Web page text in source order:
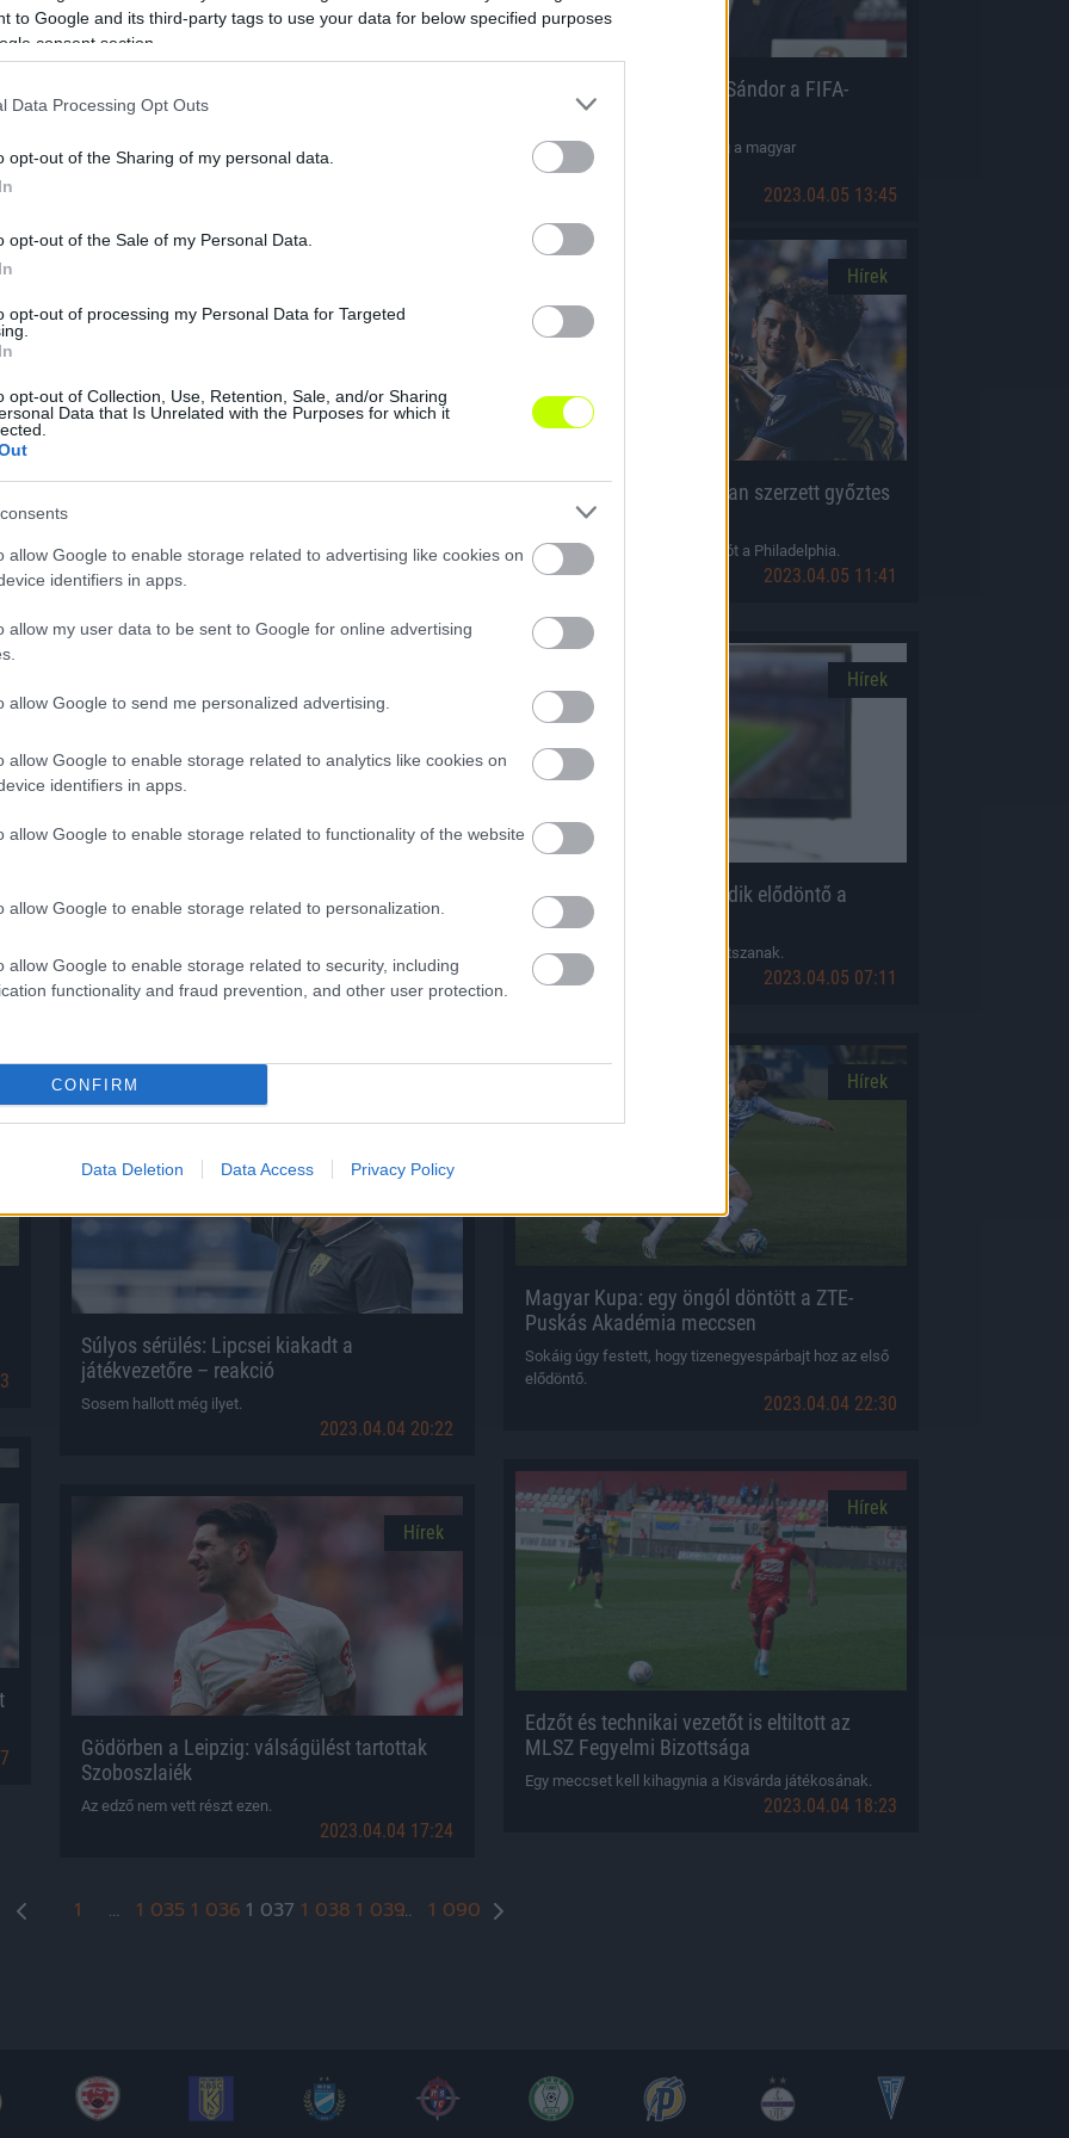
to Google and its third-party tags to use your data for below specified purposes
consent section.
Data Processing Opt Outs
opt-out of the Sharing of my personal data.
opt-out of the Sale of my Personal Data.
opt-out of processing my Personal Data for Targeted
opt-out of Collection, Use, Retention, Sale, and/or Sharing
Data that Is Unrelated with the Purposes for which it
allow Google to enable storage related to advertising like cookies on
identifiers in apps.
allow my user data to be sent to Google for online advertising
allow Google to send me personalized advertising.
allow Google to enable storage related to analytics like cookies on
identifiers in apps.
allow Google to enable storage related to functionality of the website
allow Google to enable storage related to personalization.
allow Google to enable storage related to security, including
functionality and fraud prevention, and other user protection.
CONFIRM
Data Deletion Data Access Privacy Policy
válogatott első gólszerzőjéről
Borbás Gáspár 1903-ban szerezte a történelmi
Újabb négy évig Csányi Sándor a FIFA-
alelnöke
Egyhangúlag választották meg a magyar
sportdiplomatát.
2023.04.05 13:45
Három tétmérkőzés óta gólképtelenek Szoboszlaiék.
Hírek
CONCACAF BL: a hajrában szerzett győztes
gólt Gazdag Dániel
Előnyben várhatja a visszavágót a Philadelphia.
2023.04.05 11:41
nem feküdt a meccs stílusa Hornyák
Szerda este kiderül, hogy kivel találkozik a ZTE a
döntőben.
Hírek
Szerdai foci: jön a második elődöntő a
Magyar Kupában
Szoboszlaiék kupameccset játszanak.
2023.04.05 07:11
Hírek
Magyar Kupa: egy öngól döntött a ZTE-
Puskás Akadémia meccsen
Sokáig úgy festett, hogy tizenegyespárbajt hoz az első
elődöntő.
2023.04.04 22:30
Hírek
Súlyos sérülés: Lipcsei kiakadt a
játékvezetőre – reakció
Sosem hallott még ilyet.
2023.04.04 20:22
Hírek
Edzőt és technikai vezetőt is eltiltott az
MLSZ Fegyelmi Bizottsága
Egy meccset kell kihagynia a Kisvárda játékosának.
2023.04.04 18:23
Hírek
Gödörben a Leipzig: válságülést tartottak
Szoboszlaiék
Az edző nem vett részt ezen.
2023.04.04 17:24
Bejegyzések
1 … 1 035 1 036 1 037 1 038 1 039… 1 090